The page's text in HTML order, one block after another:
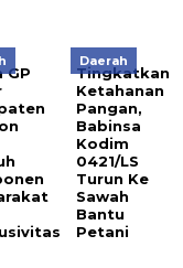
GP
Daerah
Tingkatkan
Ketahanan
Pangan,
Babinsa
Kodim
0421/LS
Turun Ke
Sawah
Bantu
Petani